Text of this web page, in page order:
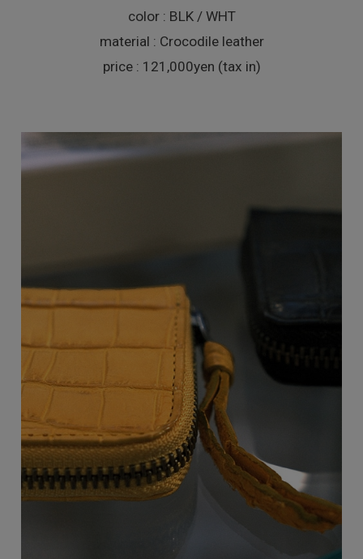
color : BLK / WHT
material : Crocodile leather
price : 121,000yen (tax in)